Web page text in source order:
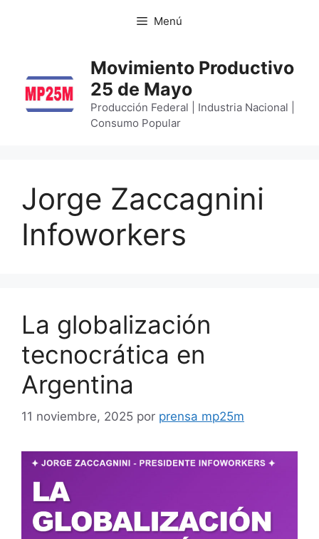
Menú
Movimiento Productivo
25 de Mayo
Producción Federal | Industria Nacional |
Consumo Popular
Jorge Zaccagnini
Infoworkers
La globalización
tecnocrática en
Argentina
11 noviembre, 2025 por prensa mp25m